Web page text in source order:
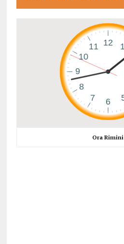
Ora Rimini